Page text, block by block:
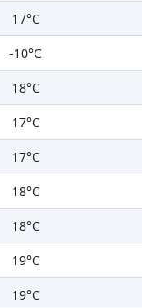
17°C
-10°C
18°C
17°C
17°C
18°C
18°C
19°C
19°C